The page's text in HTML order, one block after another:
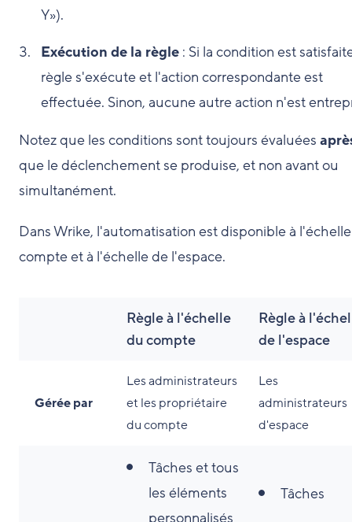
Y»).
Exécution de la règle : Si la condition est
règle s'exécute et l'action correspondante est
effectuée. Sinon, aucune autre action n'est
Notez que les conditions sont toujours évaluées
que le déclenchement se produise, et non avant ou
simultanément.
Dans Wrike, l'automatisation est disponible à
compte et à l'échelle de l'espace.
Règle à l'échelle
du compte
Règle à
de l'espace
Gérée par
Les administrateurs
et les propriétaire
du compte
Les
administrateurs
d'espace
Tâches et tous
les éléments
personnalisés
Tâches